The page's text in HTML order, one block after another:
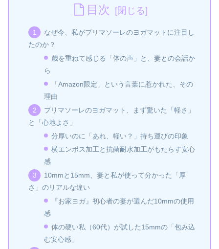
目次
なぜ今、私がプリマソーレのヨガマットに注目し
たのか？
歳を重ねて感じる「体の声」と、妻との会話か
ら
「Amazon限定」という言葉に惹かれた、その
理由
プリマソーレのヨガマット、まず驚いた「軽さ」
と「心地よさ」
分厚いのに「あれ、軽い？」持ち運びの印象
横エンボス加工と抗菌耐水加工がもたらす安心
感
10mmと15mm、妻と私が使って分かった「厚
さ」のリアルな違い
『お家ヨガ』初心者の妻が選んだ10mmの使用
感
体の硬い私（60代）が試した15mmの「包み込
む安心感」